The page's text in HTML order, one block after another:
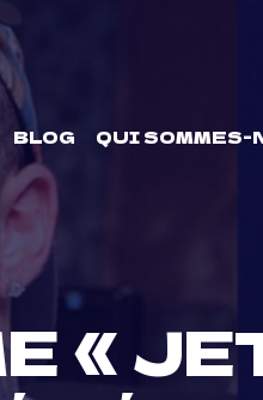
BLOG QUI SOMMES-
«